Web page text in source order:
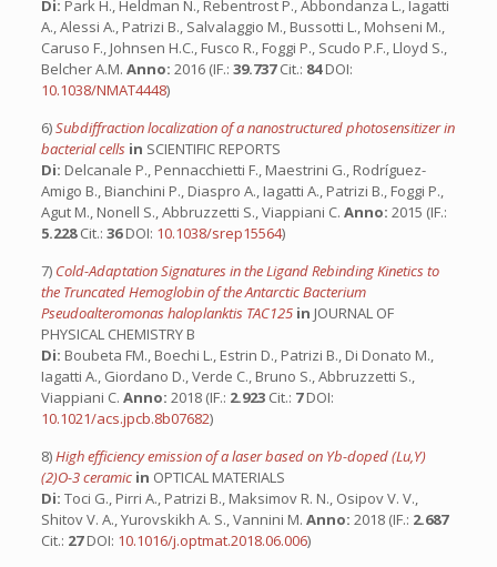
Di: Park H., Heldman N., Rebentrost P., Abbondanza L., Iagatti
A., Alessi A., Patrizi B., Salvalaggio M., Bussotti L., Mohseni M.,
Caruso F., Johnsen H.C., Fusco R., Foggi P., Scudo P.F., Lloyd S.,
Belcher A.M. Anno: 2016 (IF.: 39.737Cit.: 84DOI:
10.1038/NMAT4448)
6)Subdiffraction localization of a nanostructured photosensitizer in
bacterial cells in SCIENTIFIC REPORTS
Di: Delcanale P., Pennacchietti F., Maestrini G., Rodríguez-
Amigo B., Bianchini P., Diaspro A., Iagatti A., Patrizi B., Foggi P.,
Agut M., Nonell S., Abbruzzetti S., Viappiani C. Anno: 2015 (IF.:
5.228Cit.: 36DOI: 10.1038/srep15564)
7) Cold-Adaptation Signatures in the Ligand Rebinding Kinetics to
the Truncated Hemoglobin of the Antarctic Bacterium
Pseudoalteromonas haloplanktis TAC125 in JOURNAL OF
PHYSICAL CHEMISTRY B
Di: Boubeta FM., Boechi L., Estrin D., Patrizi B., Di Donato M.,
Iagatti A., Giordano D., Verde C., Bruno S., Abbruzzetti S.,
Viappiani C. Anno: 2018 (IF.: 2.923 Cit.: 7DOI:
10.1021/acs.jpcb.8b07682)
8)High efficiency emission of a laser based on Yb-doped (Lu,Y)
(2)O-3 ceramic in OPTICAL MATERIALS
Di: Toci G., Pirri A., Patrizi B., Maksimov R. N., Osipov V. V.,
Shitov V. A., Yurovskikh A. S., Vannini M. Anno: 2018 (IF.: 2.687
Cit.: 27DOI: 10.1016/j.optmat.2018.06.006)